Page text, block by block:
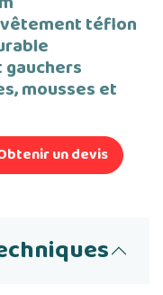
téflon
mousses et
un devis